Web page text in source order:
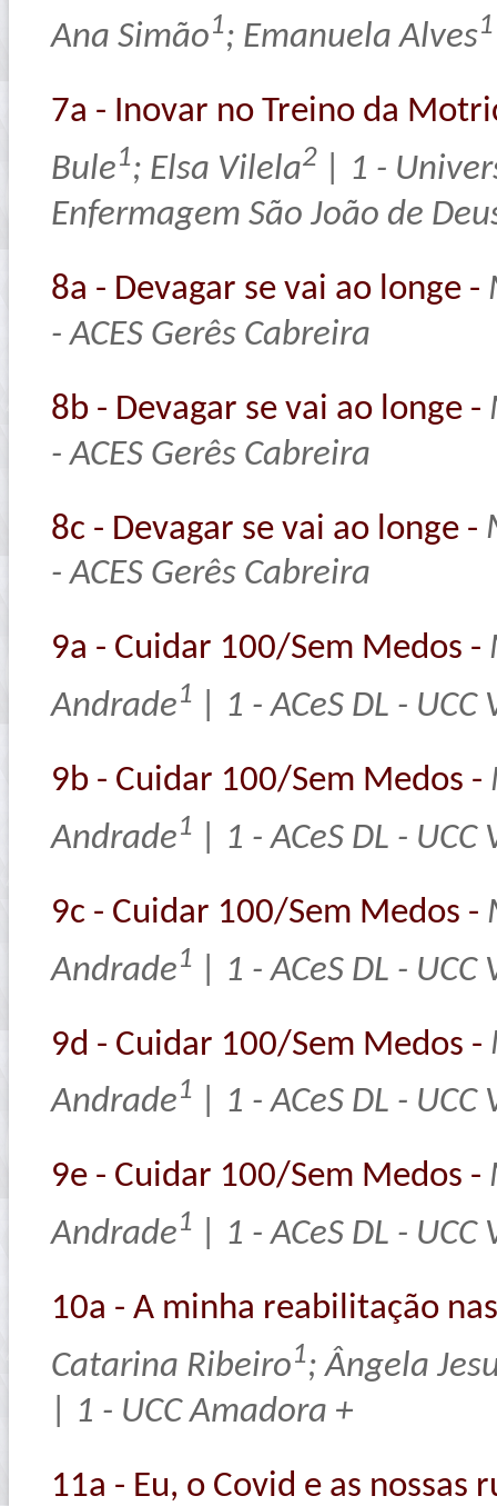
Ana Simão1; Emanuela Alves1
7a - Inovar no Treino da
Bule1; Elsa Vilela2 | 1 -
Enfermagem São João de
8a - Devagar se vai ao longe -
- ACES Gerês Cabreira
8b - Devagar se vai ao longe -
- ACES Gerês Cabreira
8c - Devagar se vai ao longe -
- ACES Gerês Cabreira
9a - Cuidar 100/Sem Medos -
Andrade1 | 1 - ACeS DL - UCC
9b - Cuidar 100/Sem Medos -
Andrade1 | 1 - ACeS DL - UCC
9c - Cuidar 100/Sem Medos -
Andrade1 | 1 - ACeS DL - UCC
9d - Cuidar 100/Sem Medos -
Andrade1 | 1 - ACeS DL - UCC
9e - Cuidar 100/Sem Medos -
Andrade1 | 1 - ACeS DL - UCC
10a - A minha reabilitação
Catarina Ribeiro1; Ângela
| 1 - UCC Amadora +
11a - Eu, o Covid e as nossas